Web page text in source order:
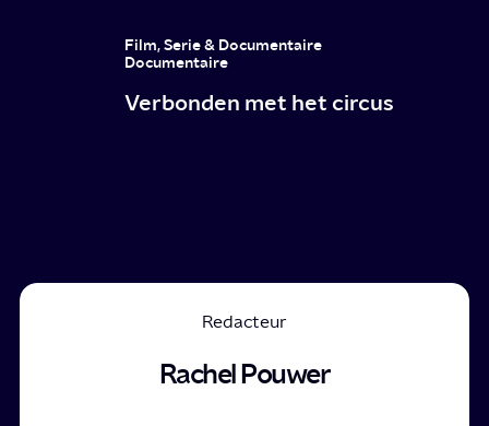
Film, Serie & Documentaire
Documentaire
Verbonden met het circus
Redacteur
Rachel Pouwer